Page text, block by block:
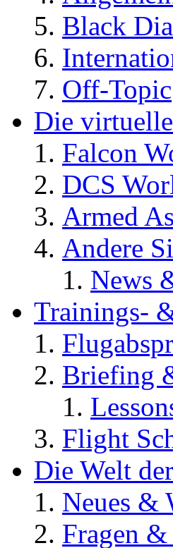
Black
Off-Topic
Die
Falcon
DCS
Armed
Andere
News
Trainings-
Briefing
Flight
Die Welt
Neues &
Fragen